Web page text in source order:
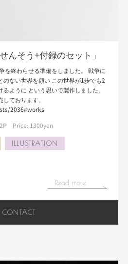
んそう+付録のセット」
を終わらせる準備をしました。 戦争に
のない世界を願い この世界が1歩でも2
ように という思いで製作しました。
ております。
2036#works
Price: 1300yen
ILLUSTRATION
Read more
CONTACT